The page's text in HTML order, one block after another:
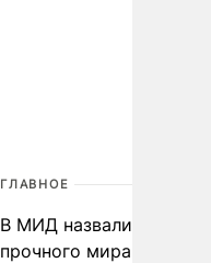
ГЛАВНОЕ
В МИД назвали условия
прочного мира на